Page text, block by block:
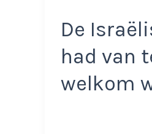
De
had van
welkom